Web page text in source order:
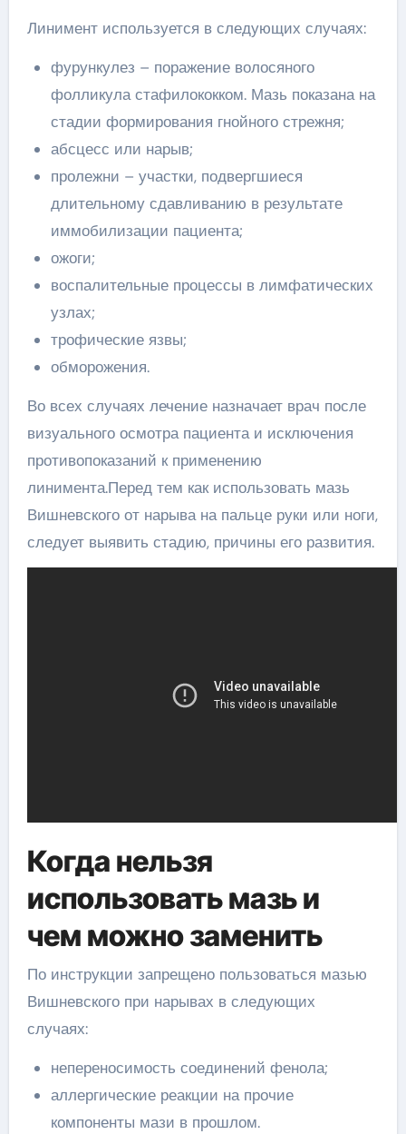
Линимент используется в следующих случаях:
фурункулез – поражение волосяного
фолликула стафилококком. Мазь показана на
стадии формирования гнойного стрежня;
абсцесс или нарыв;
пролежни – участки, подвергшиеся
длительному сдавливанию в результате
иммобилизации пациента;
ожоги;
воспалительные процессы в лимфатических
узлах;
трофические язвы;
обморожения.
Во всех случаях лечение назначает врач после
визуального осмотра пациента и исключения
противопоказаний к применению
линимента.Перед тем как использовать мазь
Вишневского от нарыва на пальце руки или ноги,
следует выявить стадию, причины его развития.
Когда нельзя
использовать мазь и
чем можно заменить
По инструкции запрещено пользоваться мазью
Вишневского при нарывах в следующих
случаях:
непереносимость соединений фенола;
аллергические реакции на прочие
компоненты мази в прошлом.